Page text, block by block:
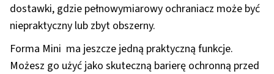
dostawki, gdzie pełnowymiarowy ochraniacz może być
niepraktyczny lub zbyt obszerny.
Forma Mini ma jeszcze jedną praktyczną funkcje.
Możesz go użyć jako skuteczną barierę ochronną przed